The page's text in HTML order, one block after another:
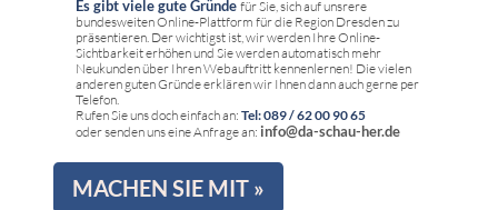
Es gibt viele gute Gründe für Sie, sich auf unsrere
bundesweiten Online-Plattform für die Region Dresden zu
präsentieren. Der wichtigst ist, wir werden Ihre Online-
Sichtbarkeit erhöhen und Sie werden automatisch mehr
Neukunden über Ihren Webauftritt kennenlernen! Die vielen
anderen guten Gründe erklären wir Ihnen dann auch gerne per
Telefon.
Rufen Sie uns doch einfach an: Tel: 089 / 62 00 90 65
oder senden uns eine Anfrage an: info@da-schau-her.de
MACHEN SIE MIT »